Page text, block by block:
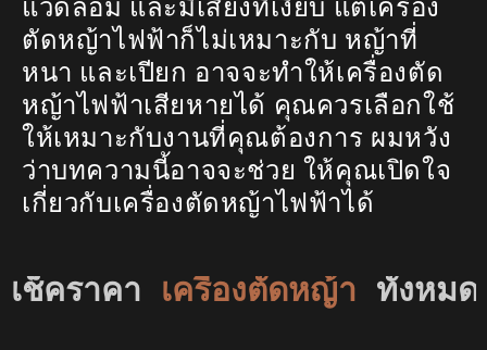
แวดล้อม และมีเสียงที่เงียบ แต่เครื่อง
ตัดหญ้าไฟฟ้าก็ไม่เหมาะกับ หญ้าที่
หนา และเปียก อาจจะทำให้เครื่องตัด
หญ้าไฟฟ้าเสียหายได้ คุณควรเลือกใช้
ให้เหมาะกับงานที่คุณต้องการ ผมหวัง
ว่าบทความนี้อาจจะช่วย ให้คุณเปิดใจ
เกี่ยวกับเครื่องตัดหญ้าไฟฟ้าได้
เช็คราคา เครื่องตัดหญ้า ทั้งหมด